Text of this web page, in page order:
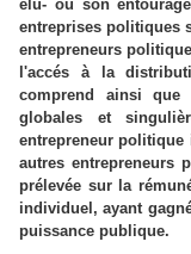
élu- ou son
entreprises politiques
entrepreneurs
l'accés à la
comprend ainsi
globales et
entrepreneur
autres entrepreneurs
prélevée sur la
individuel, ayant
puissance publique.